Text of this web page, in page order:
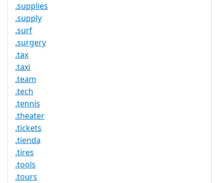
.supplies
.supply
.surf
.surgery
.tax
.taxi
.team
.tech
.tennis
.theater
.tickets
.tienda
.tires
.tools
.tours